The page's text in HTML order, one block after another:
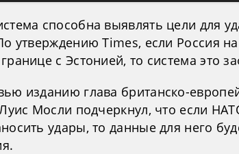
способна выявлять цели для
утверждению Times, если Россия
с Эстонией, то система это
изданию глава британско-
Мосли подчеркнул, что если
удары, то данные для него